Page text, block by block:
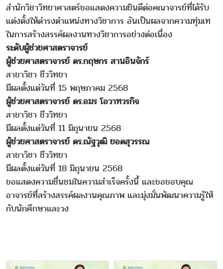
สำนักวิชาวิทยาศาสตร์ขอแสดงความยินดีต่อคณาจารย์ที่ได้รับ
แต่งตั้งให้ดำรงตำแหน่งทางวิชาการ อันเป็นผลจากความทุ่มเท
ในการสร้างสรรค์ผลงานทางวิชาการอย่างต่อเนื่อง
ระดับผู้ช่วยศาสตราจารย์
ผู้ช่วยศาสตราจารย์ ดร.กฤษกร สานอินจักร์
สาขาวิชา ชีววิทยา
มีผลตั้งแต่วันที่ 15 พฤษภาคม 2568
ผู้ช่วยศาสตราจารย์ ดร.อมร โอวาทวรกิจ
สาขาวิชา ชีววิทยา
มีผลตั้งแต่วันที่ 11 มิถุนายน 2568
ผู้ช่วยศาสตราจารย์ ดร.ณัฐวุฒิ ยอดสุวรรณ
สาขาวิชา ชีววิทยา
มีผลตั้งแต่วันที่ 18 มิถุนายน 2568
ขอแสดงความชื่นชมในความสำเร็จครั้งนี้ และขอขอบคุณ
อาจารย์ที่สร้างสรรค์ผลงานคุณภาพ และมุ่งมั่นพัฒนาความรู้ให้
กับนักศึกษาและวง